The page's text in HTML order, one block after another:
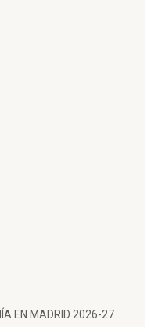
EN MADRID 2026-27